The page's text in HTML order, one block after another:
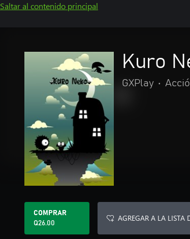
Saltar al contenido principal
Kuro
GXPlay •
COMPRAR
Q26.00
AGREGAR A LA LISTA